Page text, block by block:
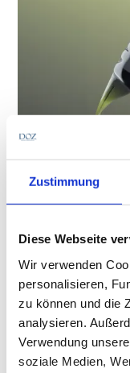
Zustimmung
Diese Webseite
Wir verwenden
personalisieren,
zu können und die
analysieren.
Verwendung
soziale Medien,
Sammlerstücke
Eine
Wolf und
Eyewear-Marke
Kooperation
Erwin Wurm
Sonnenbrille „OH
handwerkliche
zugleich die Frage
spielen können.
FassungsWelt